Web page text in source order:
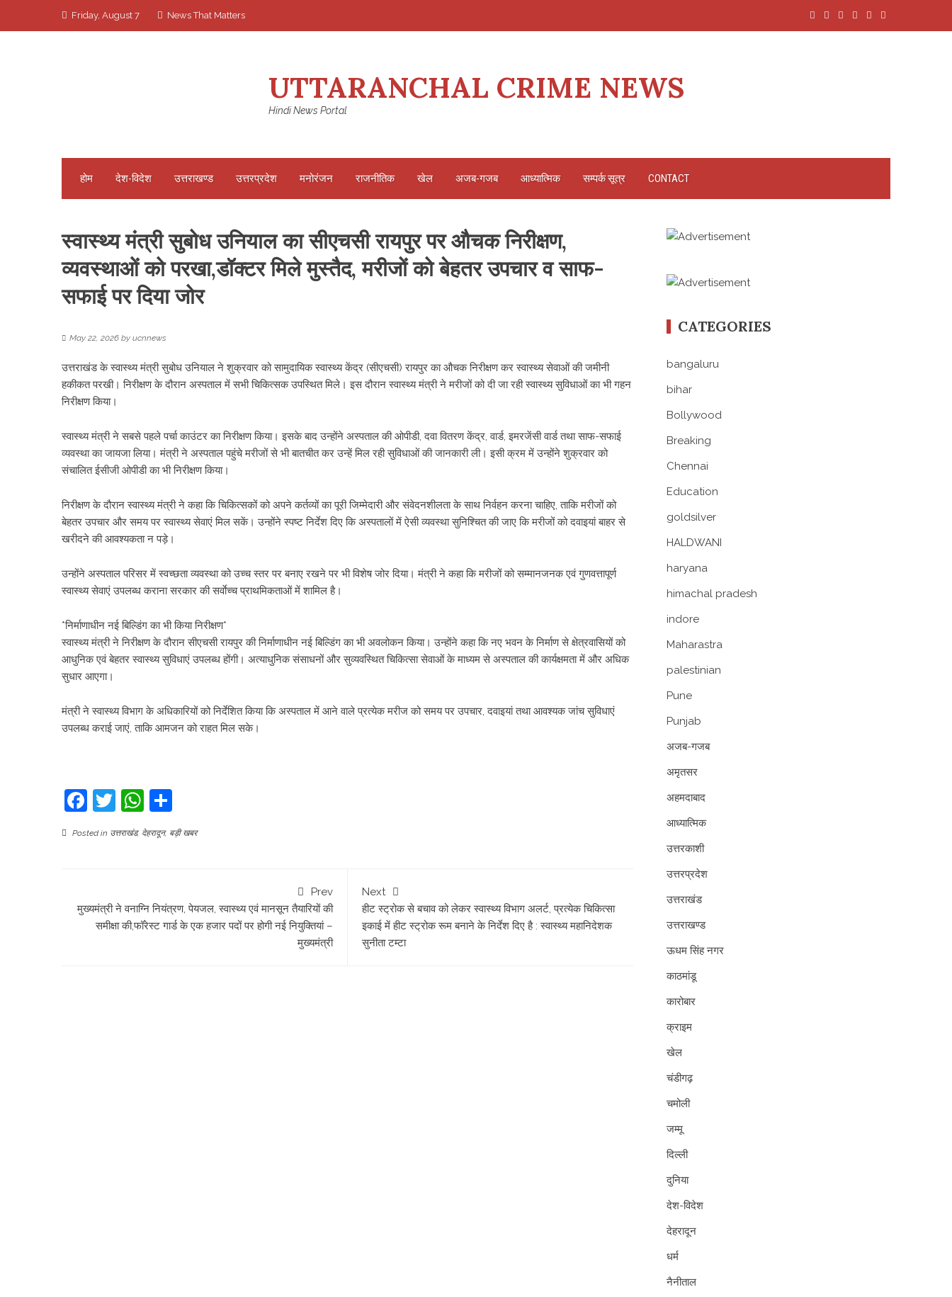
Friday, August 7 News That Matters
UTTARANCHAL CRIME NEWS
Hindi News Portal
होम देश-विदेश उत्तराखण्ड उत्तरप्रदेश मनोरंजन राजनीतिक खेल अजब-गजब आध्यात्मिक सम्पर्क सूत्र CONTACT
स्वास्थ्य मंत्री सुबोध उनियाल का सीएचसी रायपुर पर औचक निरीक्षण,
व्यवस्थाओं को परखा,डॉक्टर मिले मुस्तैद, मरीजों को बेहतर उपचार व साफ-
सफाई पर दिया जोर
May 22, 2026 by ucnnews
उत्तराखंड के स्वास्थ्य मंत्री सुबोध उनियाल ने शुक्रवार को सामुदायिक स्वास्थ्य केंद्र (सीएचसी) रायपुर का औचक निरीक्षण कर स्वास्थ्य सेवाओं की जमीनी
हकीकत परखी। निरीक्षण के दौरान अस्पताल में सभी चिकित्सक उपस्थित मिले। इस दौरान स्वास्थ्य मंत्री ने मरीजों को दी जा रही स्वास्थ्य सुविधाओं का भी गहन
निरीक्षण किया।
स्वास्थ्य मंत्री ने सबसे पहले पर्चा काउंटर का निरीक्षण किया। इसके बाद उन्होंने अस्पताल की ओपीडी, दवा वितरण केंद्र, वार्ड, इमरजेंसी वार्ड तथा साफ-सफाई
व्यवस्था का जायजा लिया। मंत्री ने अस्पताल पहुंचे मरीजों से भी बातचीत कर उन्हें मिल रही सुविधाओं की जानकारी ली। इसी क्रम में उन्होंने शुक्रवार को
संचालित ईसीजी ओपीडी का भी निरीक्षण किया।
निरीक्षण के दौरान स्वास्थ्य मंत्री ने कहा कि चिकित्सकों को अपने कर्तव्यों का पूरी जिम्मेदारी और संवेदनशीलता के साथ निर्वहन करना चाहिए, ताकि मरीजों को
बेहतर उपचार और समय पर स्वास्थ्य सेवाएं मिल सकें। उन्होंने स्पष्ट निर्देश दिए कि अस्पतालों में ऐसी व्यवस्था सुनिश्चित की जाए कि मरीजों को दवाइयां बाहर से
खरीदने की आवश्यकता न पड़े।
उन्होंने अस्पताल परिसर में स्वच्छता व्यवस्था को उच्च स्तर पर बनाए रखने पर भी विशेष जोर दिया। मंत्री ने कहा कि मरीजों को सम्मानजनक एवं गुणवत्तापूर्ण
स्वास्थ्य सेवाएं उपलब्ध कराना सरकार की सर्वाेच्च प्राथमिकताओं में शामिल है।
*निर्माणाधीन नई बिल्डिंग का भी किया निरीक्षण*
स्वास्थ्य मंत्री ने निरीक्षण के दौरान सीएचसी रायपुर की निर्माणाधीन नई बिल्डिंग का भी अवलोकन किया। उन्होंने कहा कि नए भवन के निर्माण से क्षेत्रवासियों को
आधुनिक एवं बेहतर स्वास्थ्य सुविधाएं उपलब्ध होंगी। अत्याधुनिक संसाधनों और सुव्यवस्थित चिकित्सा सेवाओं के माध्यम से अस्पताल की कार्यक्षमता में और अधिक
सुधार आएगा।
मंत्री ने स्वास्थ्य विभाग के अधिकारियों को निर्देशित किया कि अस्पताल में आने वाले प्रत्येक मरीज को समय पर उपचार, दवाइयां तथा आवश्यक जांच सुविधाएं
उपलब्ध कराई जाएं, ताकि आमजन को राहत मिल सके।
Facebook
TwitterWhatsApp
Posted in उत्तराखंड, देहरादून, बड़ी खबर
Prev
मुख्यमंत्री ने वनाग्नि नियंत्रण, पेयजल, स्वास्थ्य एवं मानसून तैयारियों की
समीक्षा की,फॉरेस्ट गार्ड के एक हजार पदों पर होगी नई नियुक्तियां –
मुख्यमंत्री
Next
हीट स्ट्रोक से बचाव को लेकर स्वास्थ्य विभाग अलर्ट, प्रत्येक चिकित्सा
इकाई में हीट स्ट्रोक रूम बनाने के निर्देश दिए है : स्वास्थ्य महानिदेशक
सुनीता टम्टा
CATEGORIES
bangaluru
bihar
Bollywood
Breaking
Chennai
Education
goldsilver
HALDWANI
haryana
himachal pradesh
indore
Maharastra
palestinian
Pune
Punjab
अजब-गजब
अमृतसर
अहमदाबाद
आध्यात्मिक
उत्तरकाशी
उत्तरप्रदेश
उत्तराखंड
उत्तराखण्ड
ऊधम सिंह नगर
काठमांडू
कारोबार
क्राइम
खेल
चंडीगढ़
चमोली
जम्मू
दिल्ली
दुनिया
देश-विदेश
देहरादून
धर्म
नैनीताल